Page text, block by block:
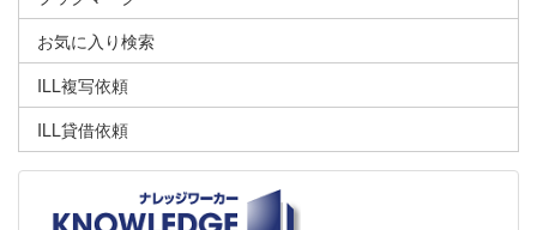
お気に入り検索
ILL複写依頼
ILL貸借依頼